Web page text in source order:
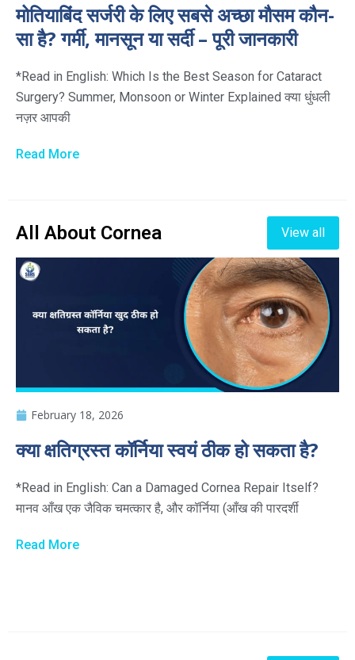
मोतियाबिंद सर्जरी के लिए सबसे अच्छा मौसम कौन-
सा है? गर्मी, मानसून या सर्दी – पूरी जानकारी
*Read in English: Which Is the Best Season for Cataract
Surgery? Summer, Monsoon or Winter Explained क्या धुंधली
नज़र आपकी
Read More
All About Cornea View all
February 18, 2026
क्या क्षतिग्रस्त कॉर्निया स्वयं ठीक हो सकता है?
*Read in English: Can a Damaged Cornea Repair Itself?
मानव आँख एक जैविक चमत्कार है, और कॉर्निया (आँख की पारदर्शी
Read More